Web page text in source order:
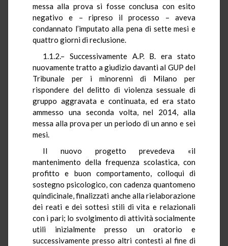
messa alla prova si fosse conclusa con esito
negativo e – ripreso il processo – aveva
condannato l’imputato alla pena di sette mesi e
quattro giorni di reclusione.
1.1.2.– Successivamente A.P. B. era stato
nuovamente tratto a giudizio davanti al GUP del
Tribunale per i minorenni di Milano per
rispondere del delitto di violenza sessuale di
gruppo aggravata e continuata, ed era stato
ammesso una seconda volta, nel 2014, alla
messa alla prova per un periodo di un anno e sei
mesi.
Il nuovo progetto prevedeva «il
mantenimento della frequenza scolastica, con
profitto e buon comportamento, colloqui di
sostegno psicologico, con cadenza quantomeno
quindicinale, finalizzati anche alla rielaborazione
dei reati e dei sottesi stili di vita e relazionali
con i pari; lo svolgimento di attività socialmente
utili inizialmente presso un oratorio e
successivamente presso altri contesti al fine di